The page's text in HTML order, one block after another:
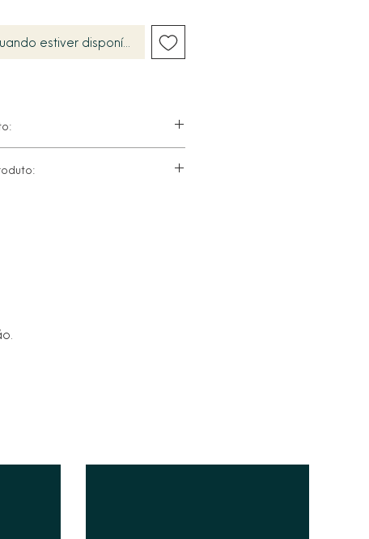
estiver disponível
corpo (perfumes ou cremes).
entre em contato com